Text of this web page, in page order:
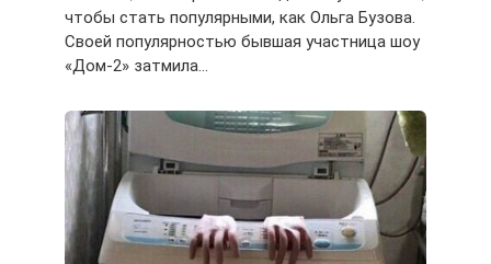
чтобы стать популярными, как Ольга Бузова.
Своей популярностью бывшая участница шоу
«Дом-2» затмила…